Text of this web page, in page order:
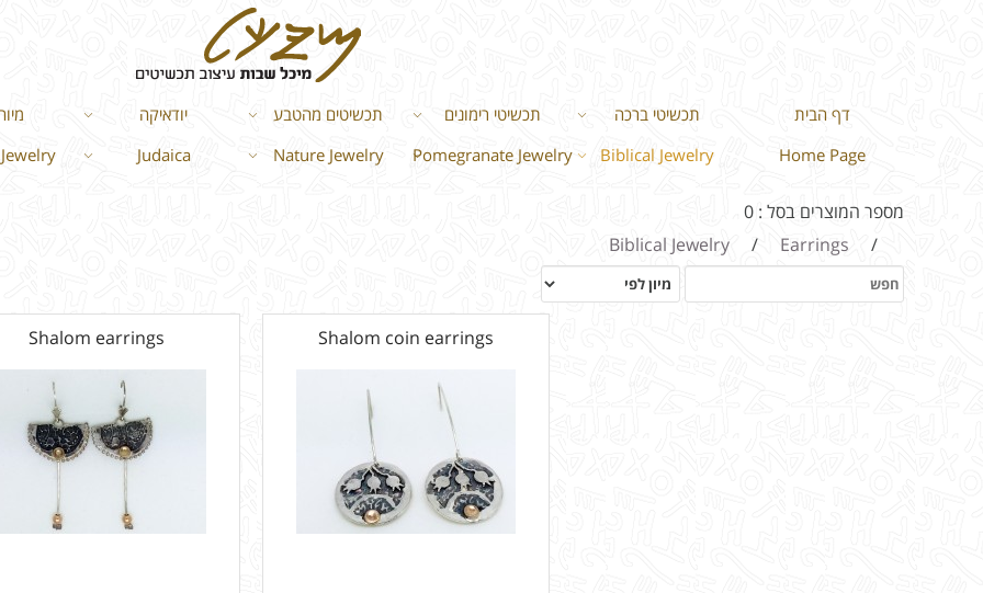
דף הבית תכשיטי ברכה תכשיטי רימונים תכשיטים מהטבע יודאיקה
Home Page
Biblical Jewelry
Pomegranate Jewelry
Nature Jewelry
Judaica
מספר המוצרים בסל : 0
/
Biblical Jewelry / Earrings
Shalom coin earrings
Shalom earrings